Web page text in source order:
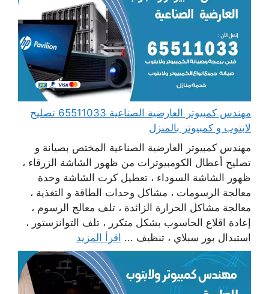
مهندس كمبيوتر العارضية الصناعية 65511033 تصليح
لابتوب و كمبيوتر بالمنزل
مهندس كمبيوتر العارضية الصناعية المختص بصيانة و
تصليح أعطال الكومبيوترات من ظهور الشاشة الزرقاء ،
ظهور الشاشة السوداء ، تعطيل كرت الشاشة وحدة
معالجة الرسومات ، مشاكل وحدات الطاقة و التغذية ،
معالجة مشاكل الحرارة الزائدة ، تلف معالج الرسوم ،
إعادة اقلاع الحاسوب بشكل متكرر ، تلف التوانزستور ،
استبدال بور سبلاي ، تنظيف ... اقرأ المزيد